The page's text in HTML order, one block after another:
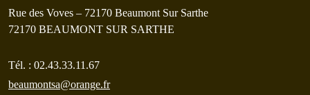
Rue des Voves – 72170 Beaumont Sur Sarthe
72170 BEAUMONT SUR SARTHE
Tél. : 02.43.33.11.67
beaumontsa@orange.fr